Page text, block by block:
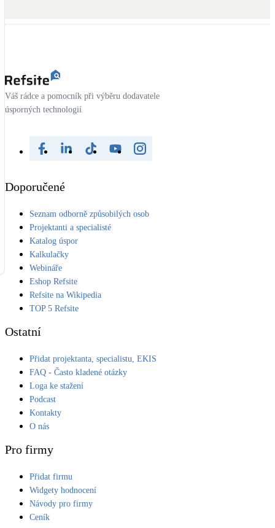
Váš rádce a pomocník při výběru dodavatele
úsporných technologií
Doporučené
Seznam odborně způsobilých osob
Projektanti a specialisté
Katalog úspor
Kalkulačky
Webináře
Eshop Refsite
Refsite na Wikipedia
TOP 5 Refsite
Ostatní
Přidat projektanta, specialistu, EKIS
FAQ - Často kladené otázky
Loga ke stažení
Podcast
Kontakty
O nás
Pro firmy
Přidat firmu
Widgety hodnocení
Návody pro firmy
Ceník